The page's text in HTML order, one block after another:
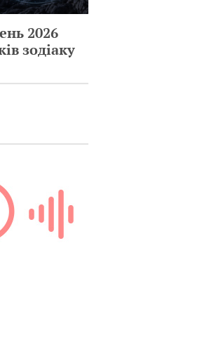
2026
зодіаку